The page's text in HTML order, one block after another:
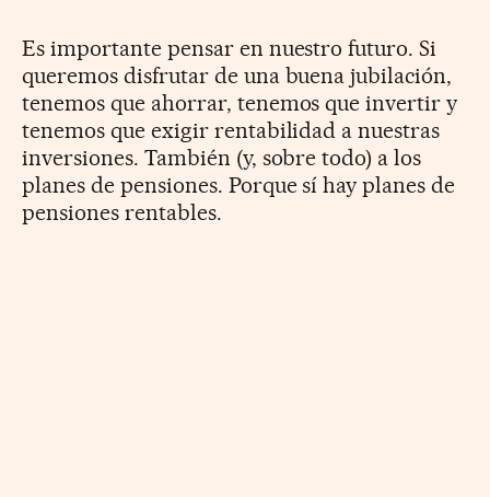
Es importante pensar en nuestro futuro. Si
queremos disfrutar de una buena jubilación,
tenemos que ahorrar, tenemos que invertir y
tenemos que exigir rentabilidad a nuestras
inversiones. También (y, sobre todo) a los
planes de pensiones. Porque sí hay planes de
pensiones rentables.